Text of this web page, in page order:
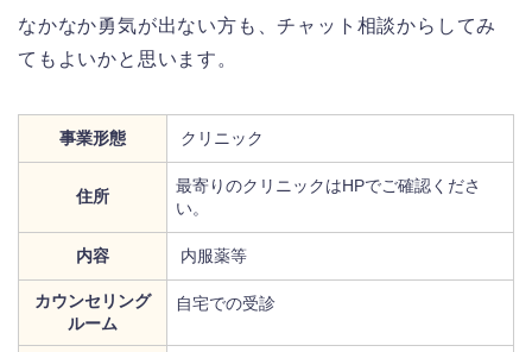
なかなか勇気が出ない方も、チャット相談からしてみ
てもよいかと思います。
事業形態 クリニック
住所
最寄りのクリニックはHPでご確認くださ
い。
内容 内服薬等
カウンセリング
ルーム
自宅での受診